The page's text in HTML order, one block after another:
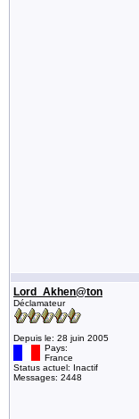
Lord_Akhen@ton
Déclamateur
Depuis le: 28 juin 2005
Pays:
France
Status actuel: Inactif
Messages: 2448